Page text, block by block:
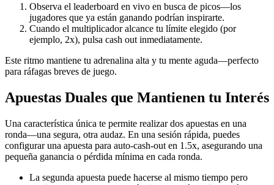
Observa el leaderboard en vivo en busca de picos—los
jugadores que ya están ganando podrían inspirarte.
Cuando el multiplicador alcance tu límite elegido (por
ejemplo, 2x), pulsa cash out inmediatamente.
Este ritmo mantiene tu adrenalina alta y tu mente aguda—perfecto
para ráfagas breves de juego.
Apuestas Duales que Mantienen tu Interés
Una característica única te permite realizar dos apuestas en una
ronda—una segura, otra audaz. En una sesión rápida, puedes
configurar una apuesta para auto‑cash‑out en 1.5x, asegurando una
pequeña ganancia o pérdida mínima en cada ronda.
La segunda apuesta puede hacerse al mismo tiempo pero